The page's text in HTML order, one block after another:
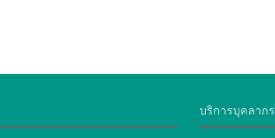
บริการบุคลากร